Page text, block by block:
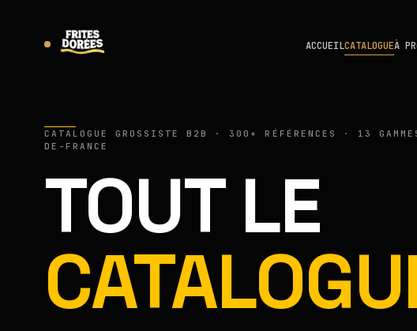
ACCUEILCATALOGUEÀ
CATALOGUE GROSSISTE B2B · 300+ RÉFÉRENCES · 13
DE-FRANCE
TOUT LE